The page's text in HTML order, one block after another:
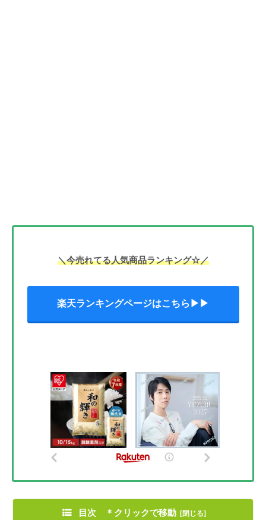
＼今売れてる人気商品ランキング☆／
楽天ランキングページはこちら▶▶
目次 ＊クリックで移動